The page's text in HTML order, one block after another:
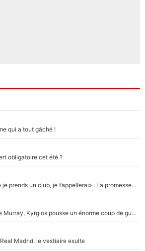
qui a tout gâché !
obligatoire cet été ?
Mercato - OM - «Dès que je prends un club, je t’appellerai» : La promesse de Marcelino au moment de claquer la porte
Victime de racisme contre Murray, Kyrgios pousse un énorme coup de gueule !
Madrid, le vestiaire exulte